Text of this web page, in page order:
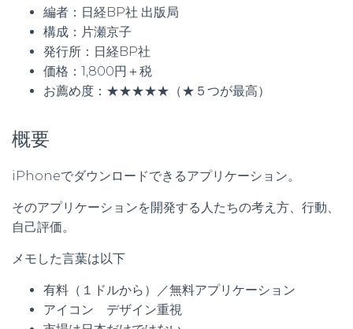
編者：日経BP社 出版局
構成：片瀬京子
発行所：日経BP社
価格：1,800円＋税
お薦め度：★★★★★（★５つが最高）
概要
iPhoneでダウンロードできるアプリケーション。
そのアプリケーションを開発する人たちの考え方、行動、
自己評価。
メモした言葉は以下
有料（１ドルから）／無料アプリケーション
アイコン デザイン重視